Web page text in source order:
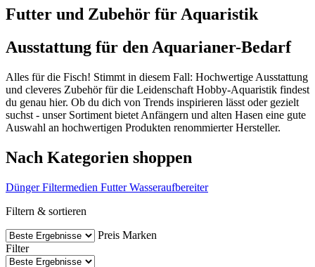
Futter und Zubehör für Aquaristik
Ausstattung für den Aquarianer-Bedarf
Alles für die Fisch! Stimmt in diesem Fall: Hochwertige Ausstattung
und cleveres Zubehör für die Leidenschaft Hobby-Aquaristik findest
du genau hier. Ob du dich von Trends inspirieren lässt oder gezielt
suchst - unser Sortiment bietet Anfängern und alten Hasen eine gute
Auswahl an hochwertigen Produkten renommierter Hersteller.
Nach Kategorien shoppen
Dünger Filtermedien Futter Wasseraufbereiter
Filtern & sortieren
Preis Marken
Filter